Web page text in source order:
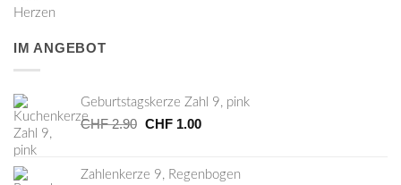
IM ANGEBOT
Geburtstagskerze Zahl 9, pink
CHF2.90 Ursprünglicher
CHF 2.90
CHF1.00Aktueller
CHF 1.00.
Zahlenkerze 9, Regenbogen